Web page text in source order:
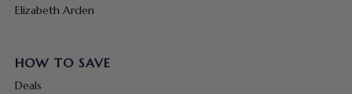
Elizabeth Arden
HOW TO SAVE
Deals